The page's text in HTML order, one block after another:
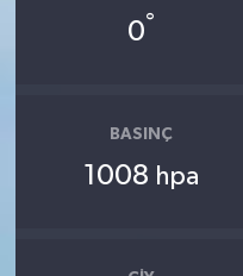
0°
BASINÇ
1008 hpa